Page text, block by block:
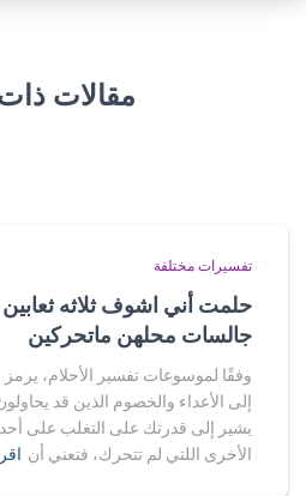
مقالات
تفسيرات مختلفة
حلمت أني اشوف ثلاثه ثعابين
جالسات محلهن ماتحركين
وفقًا لموسوعات تفسير الأحلام، يرمز
إلى الأعداء والخصوم الذين قد
يشير إلى قدرتك على التغلب على أحد
الأخرى اللتي لم تتحرك، فتعني أن